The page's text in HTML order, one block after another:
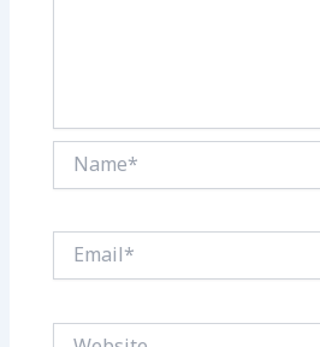
Name*
Email*
Website